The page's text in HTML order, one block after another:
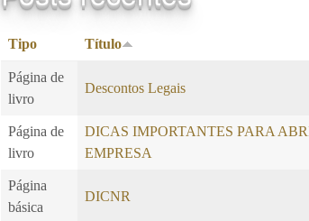
Tipo Título
Página de
livro
Descontos Legais
Página de
livro
DICAS IMPORTANTES PARA
EMPRESA
Página
básica
DICNR